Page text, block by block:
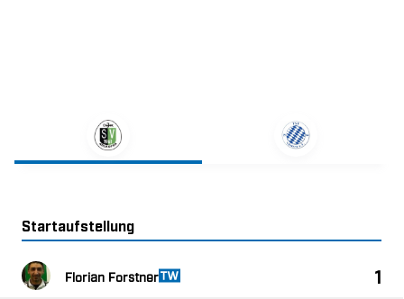
Startaufstellung
  